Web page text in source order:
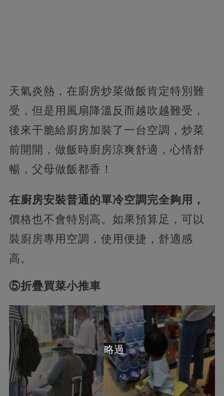
天氣炎熱，在廚房炒菜做飯肯定特別難
受，但是用風扇降溫反而越吹越難受，
後來干脆給廚房加裝了一台空調，炒菜
前開開，做飯時廚房涼爽舒適，心情舒
暢，父母做飯都香！
在廚房安裝普通的單冷空調完全夠用，
價格也不會特別高。如果預算足，可以
裝廚房專用空調，使用便捷，舒適感
高。
⑤折疊買菜小推車
略過